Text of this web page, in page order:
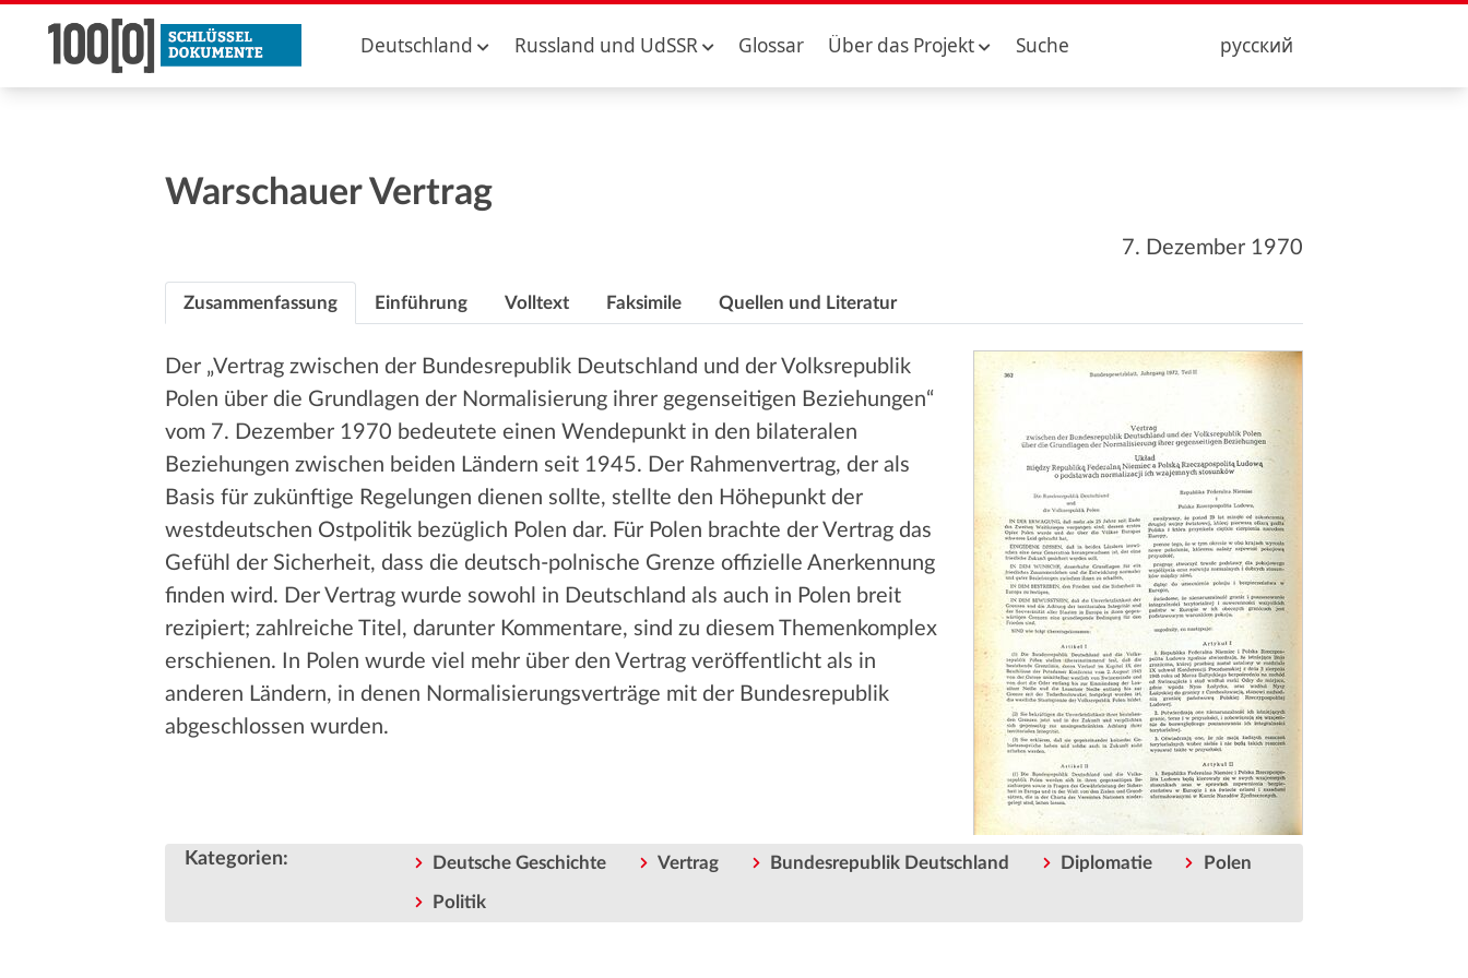
Deutschland Russland und UdSSR Glossar Über das Projekt Suche русский
Warschauer Vertrag
7. Dezember 1970
Zusammenfassung Einführung Volltext Faksimile Quellen und Literatur
Der „Vertrag zwischen der Bundesrepublik Deutschland und der Volksrepublik
Polen über die Grundlagen der Normalisierung ihrer gegenseitigen Beziehungen“
vom 7. Dezember 1970 bedeutete einen Wendepunkt in den bilateralen
Beziehungen zwischen beiden Ländern seit 1945. Der Rahmenvertrag, der als
Basis für zukünftige Regelungen dienen sollte, stellte den Höhepunkt der
westdeutschen Ostpolitik bezüglich Polen dar. Für Polen brachte der Vertrag das
Gefühl der Sicherheit, dass die deutsch-polnische Grenze offizielle Anerkennung
finden wird. Der Vertrag wurde sowohl in Deutschland als auch in Polen breit
rezipiert; zahlreiche Titel, darunter Kommentare, sind zu diesem Themenkomplex
erschienen. In Polen wurde viel mehr über den Vertrag veröffentlicht als in
anderen Ländern, in denen Normalisierungsverträge mit der Bundesrepublik
abgeschlossen wurden.
Kategorien: Deutsche Geschichte Vertrag Bundesrepublik Deutschland Diplomatie Polen
Politik